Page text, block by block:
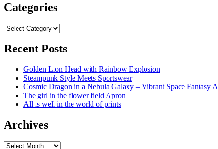
Categories
Categories
Recent Posts
Golden Lion Head with Rainbow Explosion
Steampunk Style Meets Sportswear
Cosmic Dragon in a Nebula Galaxy – Vibrant Space Fantasy
The girl in the flower field Apron
All is well in the world of prints
Archives
Archives